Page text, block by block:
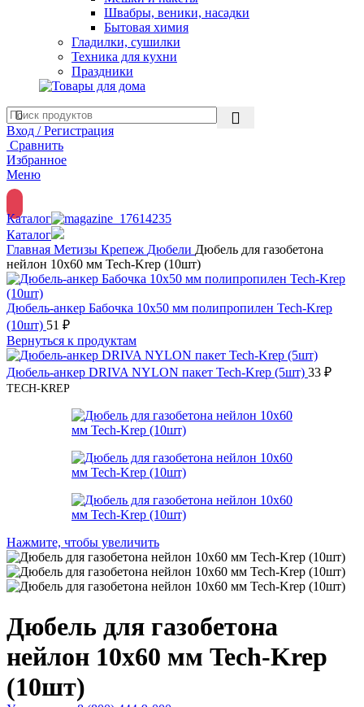
Швабры, веники, насадки
Бытовая химия
Гладилки, сушилки
Техника для кухни
Праздники
Вход / Регистрация
Сравнить
Избранное
Меню
Каталог
Каталог
Главная Метизы Крепеж Дюбели Дюбель для газобетона
нейлон 10х60 мм Tech-Krep (10шт)
Дюбель-анкер Бабочка 10х50 мм полипропилен Tech-Krep
(10шт) 51 ₽
Вернуться к продуктам
Дюбель-анкер DRIVA NYLON пакет Tech-Krep (5шт) 33 ₽
TECH-KREP
Нажмите, чтобы увеличить
Дюбель для газобетона
нейлон 10х60 мм Tech-Krep
(10шт)